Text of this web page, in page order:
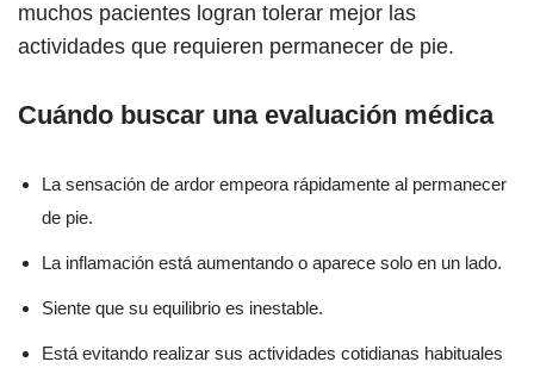
muchos pacientes logran tolerar mejor las
actividades que requieren permanecer de pie.
Cuándo buscar una evaluación médica
La sensación de ardor empeora rápidamente al permanecer
de pie.
La inflamación está aumentando o aparece solo en un lado.
Siente que su equilibrio es inestable.
Está evitando realizar sus actividades cotidianas habituales